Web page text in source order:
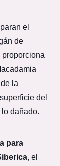
el
de
proporciona
la
del
dañado.
para
, el